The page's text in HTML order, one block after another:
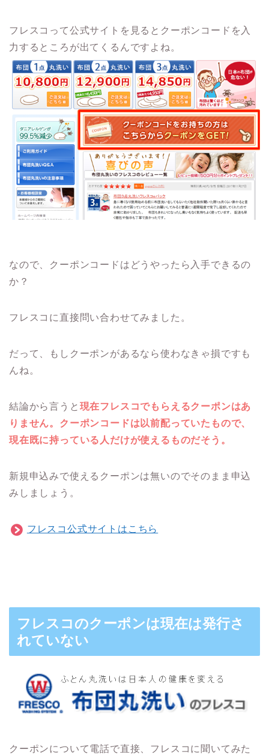
フレスコって公式サイトを見るとクーポンコードを入
力するところが出てくるんですよね。
なので、クーポンコードはどうやったら入手できるの
か？
フレスコに直接問い合わせてみました。
だって、もしクーポンがあるなら使わなきゃ損ですも
んね。
結論から言うと 現在フレスコでもらえるクーポンはあ
りません。クーポンコードは以前配っていたもので、
現在既に持っている人だけが使えるものだそう。
新規申込みで使えるクーポンは無いのでそのまま申込
みしましょう。
フレスコ公式サイトはこちら
フレスコのクーポンは現在は発行さ
れていない
クーポンについて電話で直接、フレスコに聞いてみた